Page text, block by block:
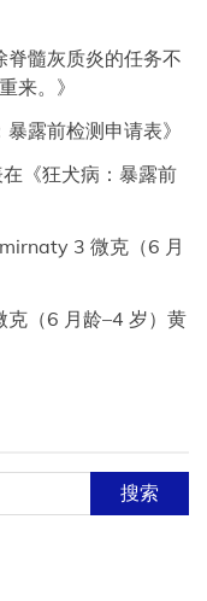
脊髓灰质炎的任务不
来。 》
暴露前检测申请表》
《狂犬病：暴露前
3 微克（6 月
（6 月龄–4 岁）黄